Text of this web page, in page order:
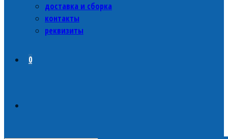
доставка и сборка
контакты
реквизиты
0